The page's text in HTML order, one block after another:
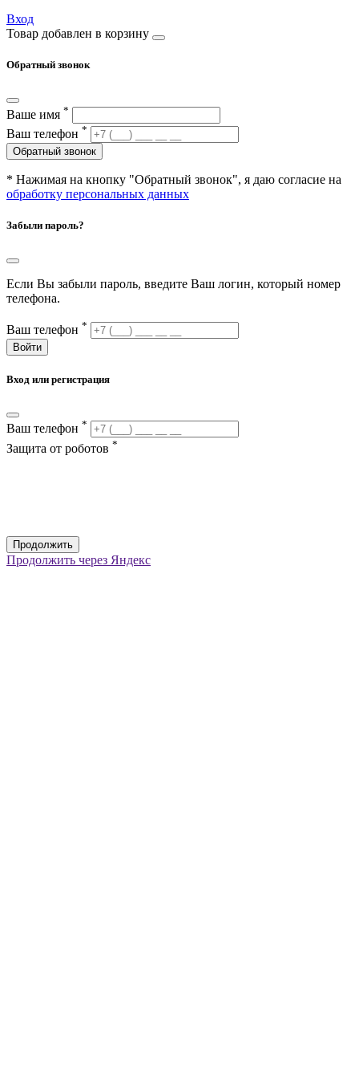
Вход
Товар добавлен в корзину
Обратный звонок
Ваше имя *
Ваш телефон *
Обратный звонок
* Нажимая на кнопку "Обратный звонок", я даю согласие на
обработку персональных данных
Забыли пароль?
Если Вы забыли пароль, введите Ваш логин, который номер
телефона.
Ваш телефон *
Войти
Вход или регистрация
Ваш телефон *
Защита от роботов *
Продолжить
Продолжить через Яндекс